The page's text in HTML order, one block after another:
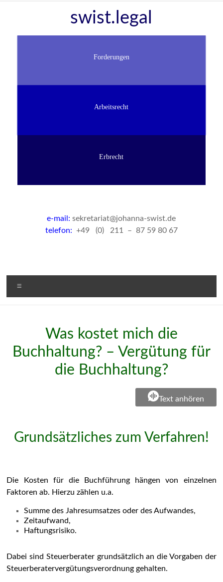
swist.legal
Forderungen
Arbeitsrecht
Erbrecht
e-mail: sekretariat@johanna-swist.de
telefon: +49 (0) 211 – 87 59 80 67
Was kostet mich die
Buchhaltung? – Vergütung für
die Buchhaltung?
Text anhören
Grundsätzliches zum Verfahren!
Die Kosten für die Buchführung hängen von einzelnen
Faktoren ab. Hierzu zählen u.a.
Summe des Jahresumsatzes oder des Aufwandes,
Zeitaufwand,
Haftungsrisiko.
Dabei sind Steuerberater grundsätzlich an die Vorgaben der
Steuerberatervergütungsverordnung gehalten.